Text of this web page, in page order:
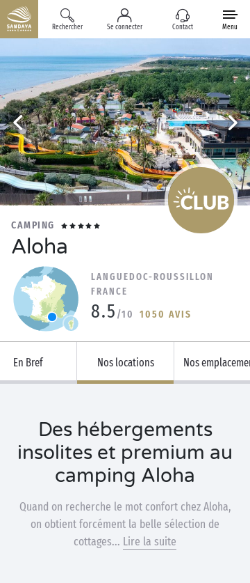
Rechercher Se connecter Contact Menu
CAMPING
Aloha
LANGUEDOC-ROUSSILLON
FRANCE
8.5 /10 1050 AVIS
En Bref Nos locations Nos
Des hébergements
insolites et premium au
camping Aloha
Quand on recherche le mot confort chez Aloha,
on obtient forcément la belle sélection de
cottages... Lire la suite